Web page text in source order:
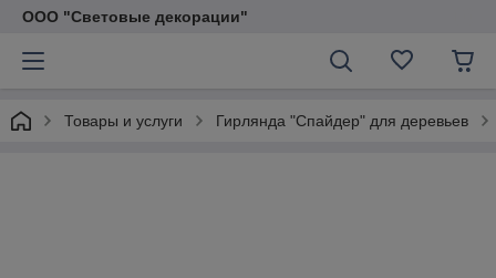
ООО "Световые декорации"
Товары и услуги Гирлянда "Спайдер" для деревьев